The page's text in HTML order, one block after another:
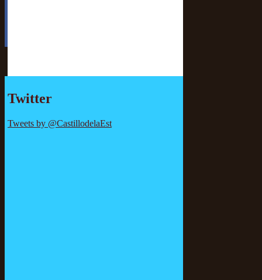
Twitter
Tweets by @CastillodelaEst